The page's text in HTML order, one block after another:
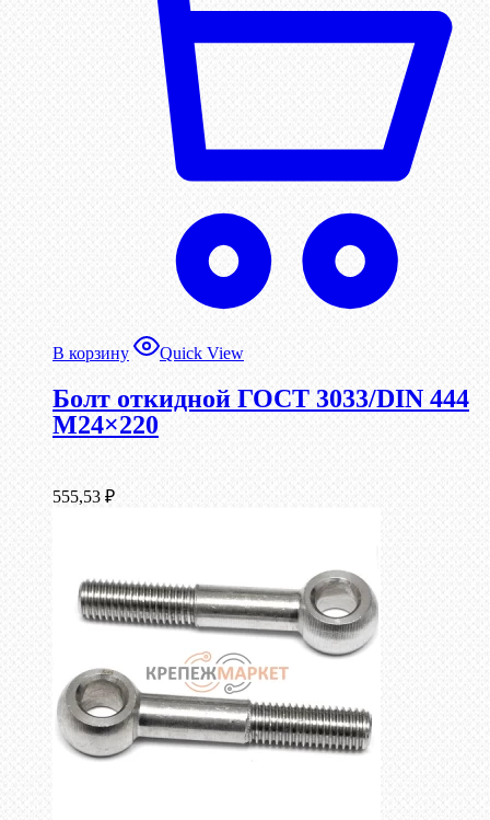
В корзину Quick View
Болт откидной ГОСТ 3033/DIN 444
М24×220
555,53 ₽